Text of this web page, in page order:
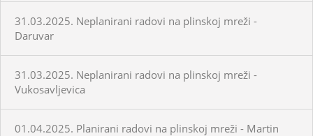
31.03.2025. Neplanirani radovi na plinskoj mreži -
Daruvar
31.03.2025. Neplanirani radovi na plinskoj mreži -
Vukosavljevica
01.04.2025. Planirani radovi na plinskoj mreži - Martin